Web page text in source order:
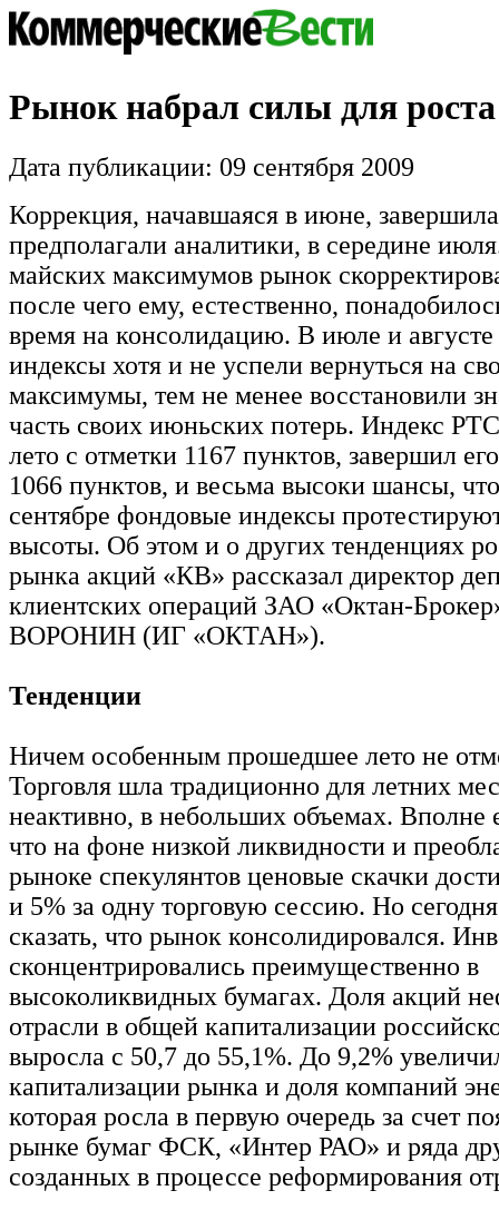
Рынок набрал силы для роста
Дата публикации: 09 сентября 2009
Коррекция, начавшаяся в июне,
предполагали аналитики, в середине
майских максимумов рынок
после чего ему, естественно,
время на консолидацию. В июле и
индексы хотя и не успели вернуться на
максимумы, тем не менее восстановили
часть своих июньских потерь. Индекс
лето с отметки 1167 пунктов, завершил
1066 пунктов, и весьма высоки шансы,
сентябре фондовые индексы
высоты. Об этом и о других тенденциях
рынка акций «КВ» рассказал директор
клиентских операций ЗАО «Октан-
ВОРОНИН (ИГ «ОКТАН»).
Тенденции
Ничем особенным прошедшее лето не
Торговля шла традиционно для летних
неактивно, в небольших объемах. Вполне
что на фоне низкой ликвидности и
рыноке спекулянтов ценовые скачки
и 5% за одну торговую сессию. Но
сказать, что рынок консолидировался.
сконцентрировались преимущественно в
высоколиквидных бумагах. Доля акций
отрасли в общей капитализации
выросла с 50,7 до 55,1%. До 9,2%
капитализации рынка и доля компаний
которая росла в первую очередь за счет
рынке бумаг ФСК, «Интер РАО» и ряда
созданных в процессе реформирования